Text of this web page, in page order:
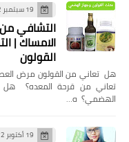
19 سبتمبر 2022
التشافي
الامساك |
القولون
هل تعاني من القولون مرض
تعاني من قرحة المعده؟
الهضمي؟ ه…
19 أكتوبر 2022